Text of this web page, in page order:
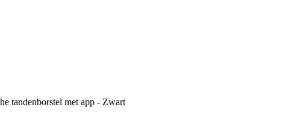
tandenborstel met app - Zwart